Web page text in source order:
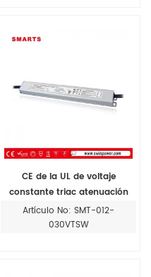
CE de la UL de voltaje
constante triac atenuación
slim conductor del led 30w
Artículo No: SMT-012-
030VTSW